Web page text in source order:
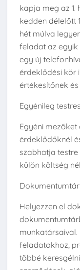
kapja meg az 1.
kedden délelőtt
hét múlva
feladat az egyik
egy új
érdeklődési kör
értékesítőnek
Egyénileg
Egyéni
érdeklődőknél
szabhatja testre
külön költség
Dokumentumtár
Helyezzen el
feladatokhoz,
többé